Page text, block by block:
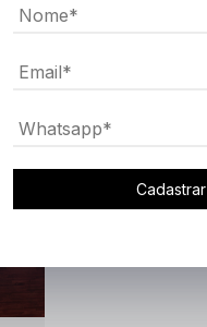
Cadastrar